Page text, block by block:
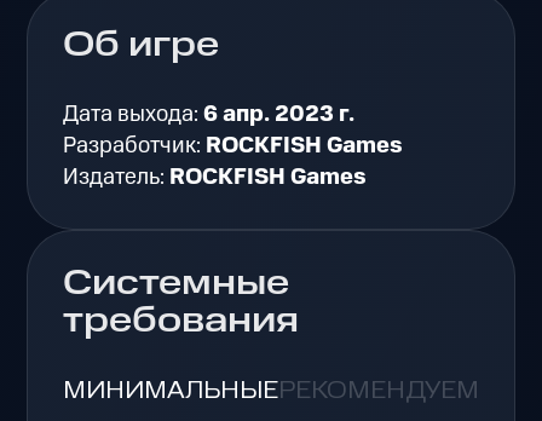
Об игре
Дата выхода:6 апр. 2023 г.
Разработчик: ROCKFISH Games
Издатель: ROCKFISH Games
Системные
требования
МИНИМАЛЬНЫЕРЕКОМЕНДУЕМЫЕ